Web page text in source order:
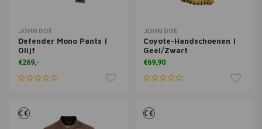
JOHN DOE
Defender Mono Pants |
Olijf
€269,-
JOHN DOE
Coyote-Handschoenen |
Geel/Zwart
€69,90